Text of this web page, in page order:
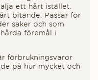
ett hårt istället.
bitande. Passar för
saker och som
föremål i
förbrukningsvaror
på hur mycket och